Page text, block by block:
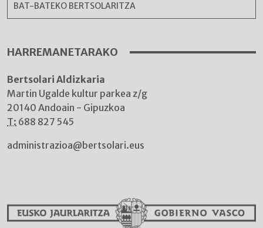
BAT-BATEKO BERTSOLARITZA
HARREMANETARAKO
Bertsolari Aldizkaria
Martin Ugalde kultur parkea z/g
20140 Andoain - Gipuzkoa
T: 688 827 545
administrazioa@bertsolari.eus